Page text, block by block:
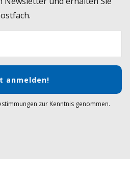
anmelden!
zur Kenntnis genommen.